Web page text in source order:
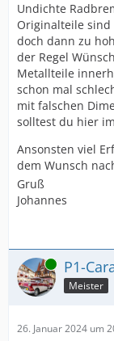
Undichte
Originalteile
doch dann zu
der Regel
Metallteile
schon mal
mit falschen
solltest du hier
Ansonsten viel
dem Wunsch
Gruß
Johannes
Online P1-
Meister
26. Januar 2024 um